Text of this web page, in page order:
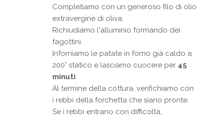
Completiamo con un generoso filo di olio
extravergine di oliva.
Richiudiamo l'alluminio formando dei
fagottini.
Inforniamo le patate in forno già caldo a
200° statico e lasciamo cuocere per 45
minuti.
Al termine della cottura, verifichiamo con
i rebbi della forchetta che siano pronte.
Se i rebbi entrano con difficoltà,